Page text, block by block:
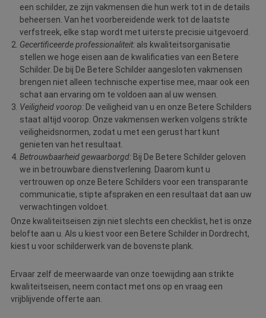
een schilder, ze zijn vakmensen die hun werk tot in de details
beheersen. Van het voorbereidende werk tot de laatste
verfstreek, elke stap wordt met uiterste precisie uitgevoerd.
Gecertificeerde professionaliteit: als kwaliteitsorganisatie
stellen we hoge eisen aan de kwalificaties van een Betere
Schilder. De bij De Betere Schilder aangesloten vakmensen
brengen niet alleen technische expertise mee, maar ook een
schat aan ervaring om te voldoen aan al uw wensen.
Veiligheid voorop: De veiligheid van u en onze Betere Schilders
staat altijd voorop. Onze vakmensen werken volgens strikte
veiligheidsnormen, zodat u met een gerust hart kunt
genieten van het resultaat.
Betrouwbaarheid gewaarborgd: Bij De Betere Schilder geloven
we in betrouwbare dienstverlening. Daarom kunt u
vertrouwen op onze Betere Schilders voor een transparante
communicatie, stipte afspraken en een resultaat dat aan uw
verwachtingen voldoet.
Onze kwaliteitseisen zijn niet slechts een checklist, het is onze
belofte aan u. Als u kiest voor een Betere Schilder in Dordrecht,
kiest u voor schilderwerk van de bovenste plank.
Ervaar zelf de meerwaarde van onze toewijding aan strikte
kwaliteitseisen, neem contact met ons op en vraag een
vrijblijvende offerte aan.